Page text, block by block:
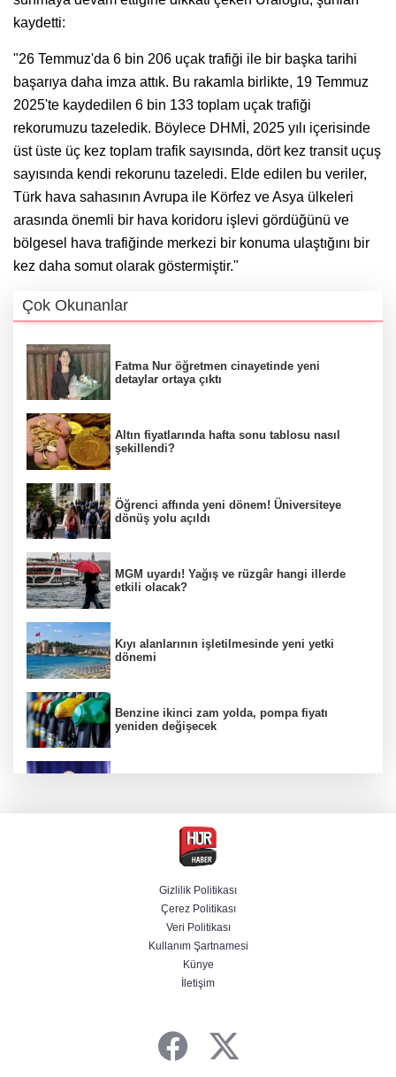
kaydetti:
"26 Temmuz'da 6 bin 206 uçak trafiği ile bir başka tarihi
başarıya daha imza attık. Bu rakamla birlikte, 19 Temmuz
2025'te kaydedilen 6 bin 133 toplam uçak trafiği
rekorumuzu tazeledik. Böylece DHMİ, 2025 yılı içerisinde
üst üste üç kez toplam trafik sayısında, dört kez transit uçuş
sayısında kendi rekorunu tazeledi. Elde edilen bu veriler,
Türk hava sahasının Avrupa ile Körfez ve Asya ülkeleri
arasında önemli bir hava koridoru işlevi gördüğünü ve
bölgesel hava trafiğinde merkezi bir konuma ulaştığını bir
kez daha somut olarak göstermiştir."
Çok Okunanlar
Fatma Nur öğretmen cinayetinde yeni
detaylar ortaya çıktı
Altın fiyatlarında hafta sonu tablosu nasıl
şekillendi?
Öğrenci affında yeni dönem! Üniversiteye
dönüş yolu açıldı
MGM uyardı! Yağış ve rüzgâr hangi illerde
etkili olacak?
Kıyı alanlarının işletilmesinde yeni yetki
dönemi
Benzine ikinci zam yolda, pompa fiyatı
yeniden değişecek
Başsavcılıktan Muzaffer Şirin hakkında
gözaltı talimatı
Bakan Uraloğlu açıkladı: Türkiye’nin 7 aylık
havayolu trafiğinde yeni tablo
Cansever’den acı haber! Ünlü isimler peş
Gizlilik Politikası
Çerez Politikası
Veri Politikası
Kullanım Şartnamesi
Künye
İletişim